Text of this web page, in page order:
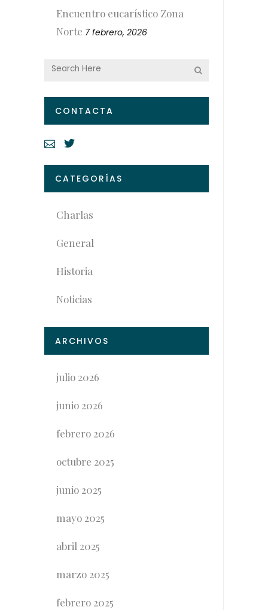
Encuentro eucarístico Zona
Norte 7 febrero, 2026
CONTACTA
CATEGORÍAS
Charlas
General
Historia
Noticias
ARCHIVOS
julio 2026
junio 2026
febrero 2026
octubre 2025
junio 2025
mayo 2025
abril 2025
marzo 2025
febrero 2025